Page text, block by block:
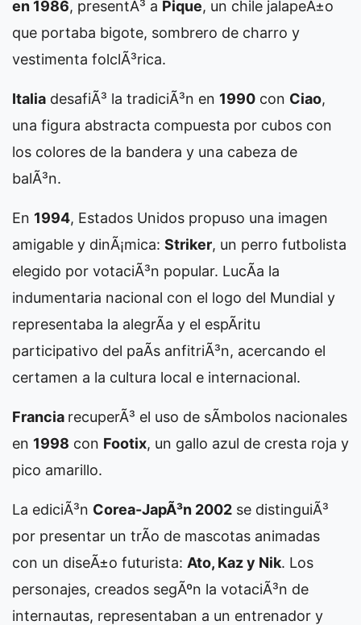
en 1986, presentÃ³ a Pique, un chile jalapeÃ±o
que portaba bigote, sombrero de charro y
vestimenta folclÃ³rica.
Italia desafiÃ³ la tradiciÃ³n en 1990 con Ciao,
una figura abstracta compuesta por cubos con
los colores de la bandera y una cabeza de
balÃ³n.
En 1994, Estados Unidos propuso una imagen
amigable y dinÃ¡mica: Striker, un perro futbolista
elegido por votaciÃ³n popular. LucÃ­a la
indumentaria nacional con el logo del Mundial y
representaba la alegrÃ­a y el espÃ­ritu
participativo del paÃ­s anfitriÃ³n, acercando el
certamen a la cultura local e internacional.
Francia recuperÃ³ el uso de sÃ­mbolos nacionales
en 1998 con Footix, un gallo azul de cresta roja y
pico amarillo.
La ediciÃ³n Corea-JapÃ³n 2002 se distinguiÃ³
por presentar un trÃ­o de mascotas animadas
con un diseÃ±o futurista: Ato, Kaz y Nik. Los
personajes, creados segÃºn la votaciÃ³n de
internautas, representaban a un entrenador y